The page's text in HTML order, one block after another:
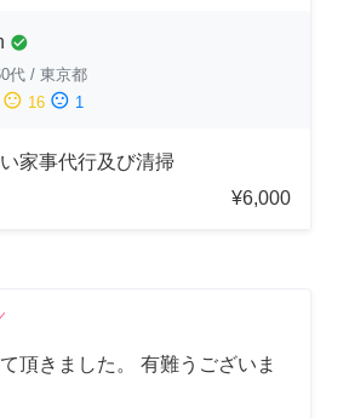
check_circle
代 / 東京都
sentiment_neutral 16 sentiment_dissatisfied 1
家事代行及び清掃
¥6,000
頂きました。 有難うございま